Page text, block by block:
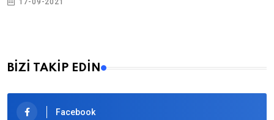
17-09-2021
BİZİ TAKİP EDİN
Facebook